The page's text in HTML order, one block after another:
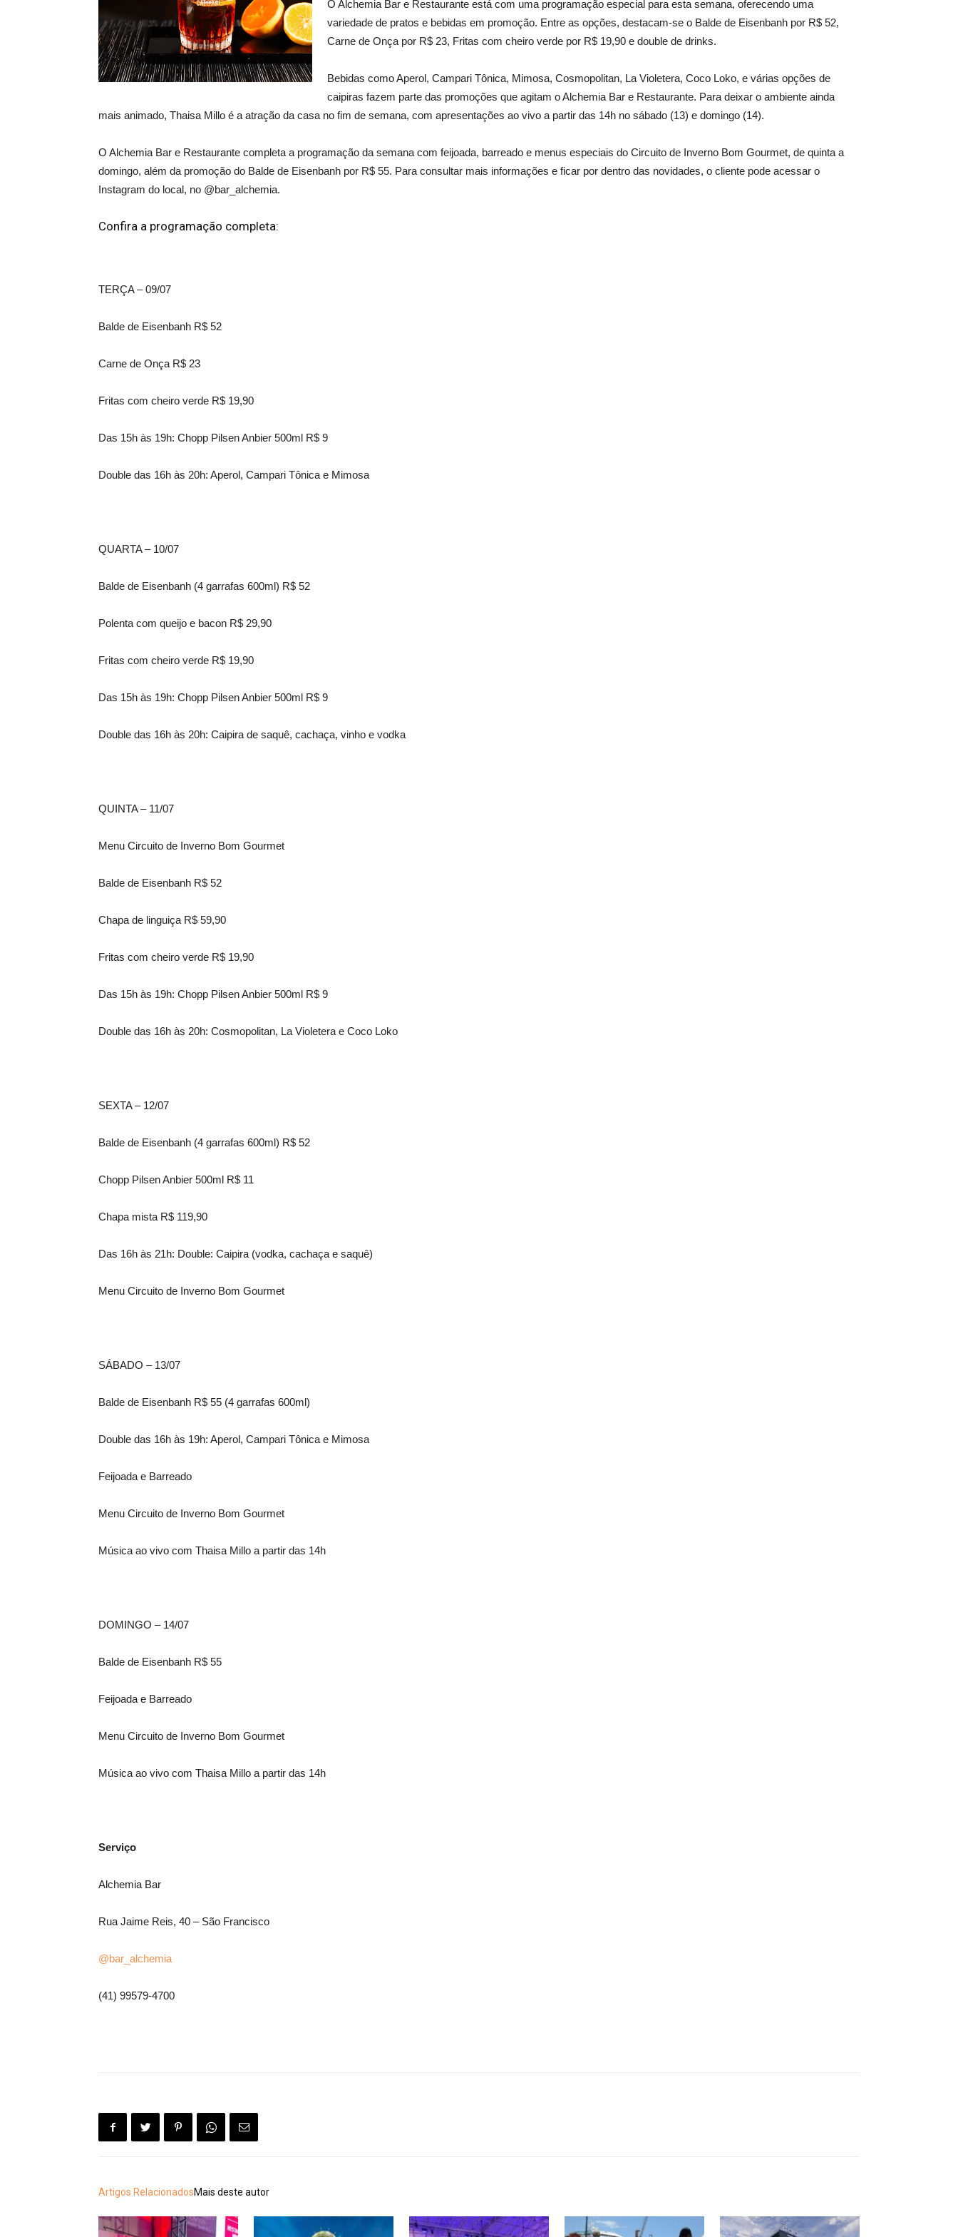
O Alchemia Bar e Restaurante está com uma programação especial para esta semana, oferecendo uma
variedade de pratos e bebidas em promoção. Entre as opções, destacam-se o Balde de Eisenbanh por R$ 52,
Carne de Onça por R$ 23, Fritas com cheiro verde por R$ 19,90 e double de drinks.
Bebidas como Aperol, Campari Tônica, Mimosa, Cosmopolitan, La Violetera, Coco Loko, e várias opções de
caipiras fazem parte das promoções que agitam o Alchemia Bar e Restaurante. Para deixar o ambiente ainda
mais animado, Thaisa Millo é a atração da casa no fim de semana, com apresentações ao vivo a partir das 14h no sábado (13) e domingo (14).
O Alchemia Bar e Restaurante completa a programação da semana com feijoada, barreado e menus especiais do Circuito de Inverno Bom Gourmet, de quinta a
domingo, além da promoção do Balde de Eisenbanh por R$ 55. Para consultar mais informações e ficar por dentro das novidades, o cliente pode acessar o
Instagram do local, no @bar_alchemia.
Confira a programação completa:
TERÇA – 09/07
Balde de Eisenbanh R$ 52
Carne de Onça R$ 23
Fritas com cheiro verde R$ 19,90
Das 15h às 19h: Chopp Pilsen Anbier 500ml R$ 9
Double das 16h às 20h: Aperol, Campari Tônica e Mimosa
QUARTA – 10/07
Balde de Eisenbanh (4 garrafas 600ml) R$ 52
Polenta com queijo e bacon R$ 29,90
Fritas com cheiro verde R$ 19,90
Das 15h às 19h: Chopp Pilsen Anbier 500ml R$ 9
Double das 16h às 20h: Caipira de saquê, cachaça, vinho e vodka
QUINTA – 11/07
Menu Circuito de Inverno Bom Gourmet
Balde de Eisenbanh R$ 52
Chapa de linguiça R$ 59,90
Fritas com cheiro verde R$ 19,90
Das 15h às 19h: Chopp Pilsen Anbier 500ml R$ 9
Double das 16h às 20h: Cosmopolitan, La Violetera e Coco Loko
SEXTA – 12/07
Balde de Eisenbanh (4 garrafas 600ml) R$ 52
Chopp Pilsen Anbier 500ml R$ 11
Chapa mista R$ 119,90
Das 16h às 21h: Double: Caipira (vodka, cachaça e saquê)
Menu Circuito de Inverno Bom Gourmet
SÁBADO – 13/07
Balde de Eisenbanh R$ 55 (4 garrafas 600ml)
Double das 16h às 19h: Aperol, Campari Tônica e Mimosa
Feijoada e Barreado
Menu Circuito de Inverno Bom Gourmet
Música ao vivo com Thaisa Millo a partir das 14h
DOMINGO – 14/07
Balde de Eisenbanh R$ 55
Feijoada e Barreado
Menu Circuito de Inverno Bom Gourmet
Música ao vivo com Thaisa Millo a partir das 14h
Serviço
Alchemia Bar
Rua Jaime Reis, 40 – São Francisco
@bar_alchemia
(41) 99579-4700
Artigos RelacionadosMais deste autor